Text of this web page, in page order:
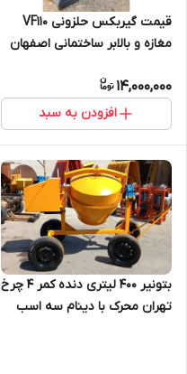
قیمت گیربکس حلزونی VF110
مغازه و بالابر ساختمانی اصفهان
14,000,000
افزودن به سبد
بتونیر 400 لیتری دنده کمر 4 چرخ
تهران محرک با دینام سه اسب